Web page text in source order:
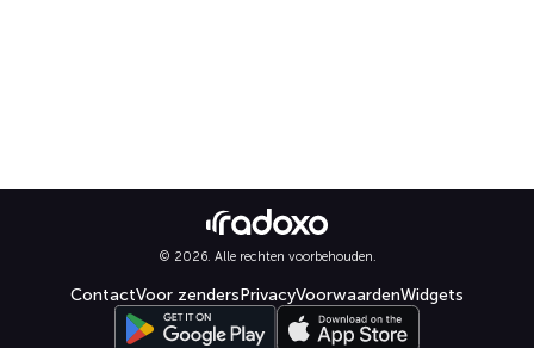
© 2026. Alle rechten voorbehouden.
ContactVoor zendersPrivacyVoorwaardenWidgets